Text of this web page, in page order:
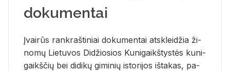
dokumentai
Įvai­rūs rank­raš­ti­niai do­ku­men­tai at­sklei­džia ži­
no­mų Lie­tu­vos Di­džio­sios Ku­ni­gaikš­tys­tės ku­ni­
gaikš­čių bei di­di­kų gi­mi­nių is­to­ri­jos iš­ta­kas, pa­